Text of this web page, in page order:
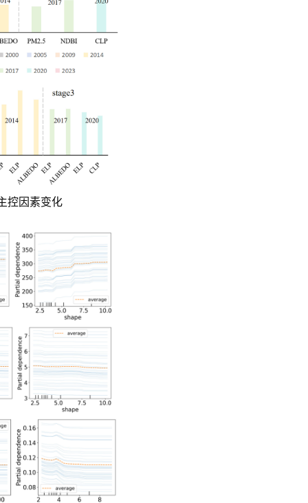
控因素变化